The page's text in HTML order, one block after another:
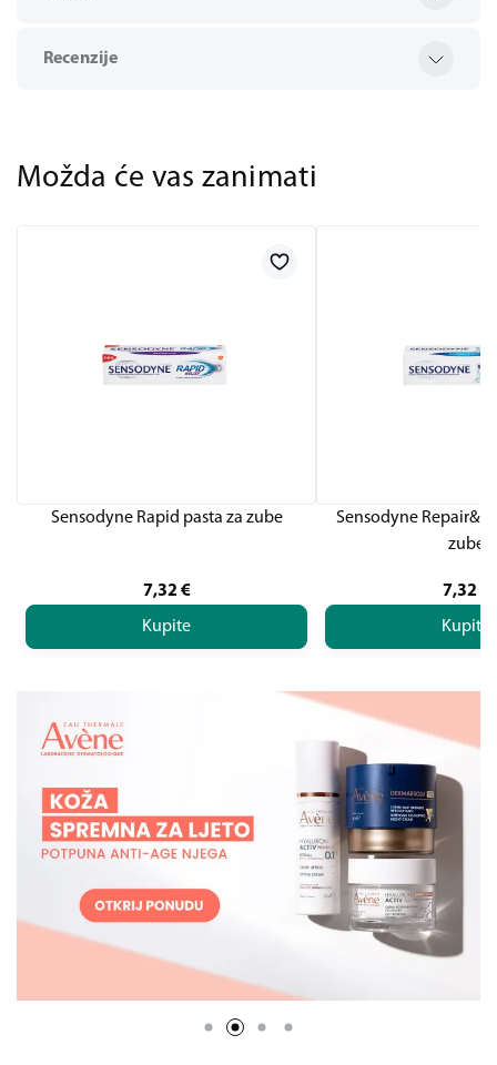
Recenzije
Možda će vas zanimati
Sensodyne Rapid pasta za zube
7,32 €
Kupite
Sensodyne
zube
7,32
Kupite